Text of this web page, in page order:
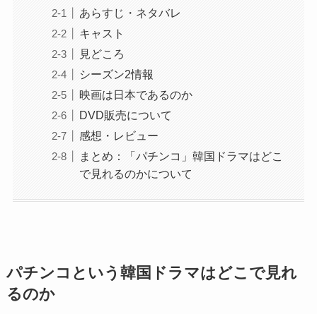
あらすじ・ネタバレ
キャスト
見どころ
シーズン2情報
映画は日本であるのか
DVD販売について
感想・レビュー
まとめ：「パチンコ」韓国ドラマはどこ
で見れるのかについて
パチンコという韓国ドラマはどこで見れ
るのか